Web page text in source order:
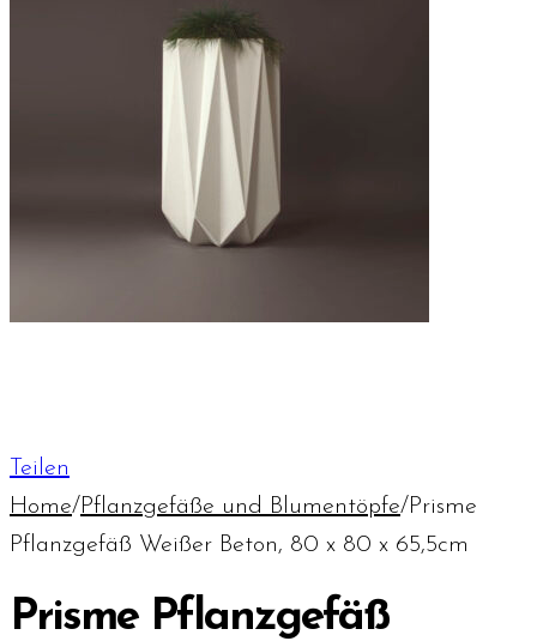
Teilen
Home/Pflanzgefäße und Blumentöpfe/Prisme
Pflanzgefäß Weißer Beton, 80 x 80 x 65,5cm
Prisme Pflanzgefäß